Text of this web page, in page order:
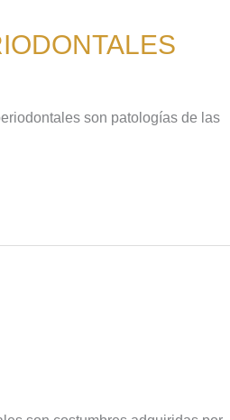
son patologías de las